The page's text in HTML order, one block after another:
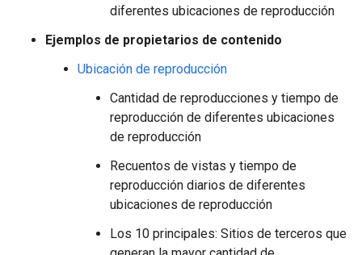
diferentes ubicaciones de reproducción
Ejemplos de propietarios de contenido
Ubicación de reproducción
Cantidad de reproducciones y tiempo de
reproducción de diferentes ubicaciones
de reproducción
Recuentos de vistas y tiempo de
reproducción diarios de diferentes
ubicaciones de reproducción
Los 10 principales: Sitios de terceros que